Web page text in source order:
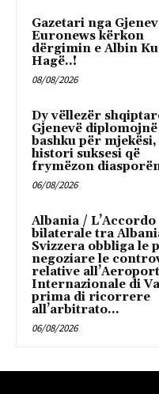
Gazetari nga
Euronews kërkon
dërgimin e Albin
Hagë..!
08/08/2026
Dy vëllezër
Gjenevë diplomojnë
bashku për
histori suksesi që
frymëzon
06/08/2026
Albania / L’Accordo
bilaterale tra
Svizzera obbliga le
negoziare le
relative
Internazionale di
prima di ricorrere
all’arbitrato...
06/08/2026